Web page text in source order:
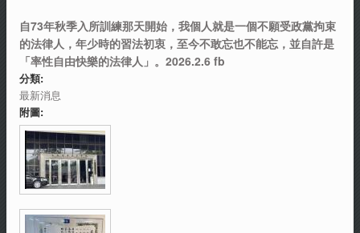
自73年秋季入所訓練那天開始，我個人就是一個不願受政黨拘束
的法律人，年少時的習法初衷，至今不敢忘也不能忘，並自許是
「率性自由快樂的法律人」。2026.2.6 fb
分類:
最新消息
附圖: